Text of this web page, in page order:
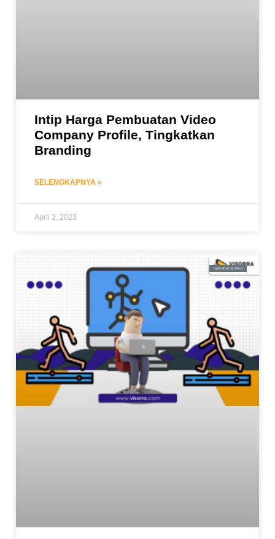
Intip Harga Pembuatan Video
Company Profile, Tingkatkan
Branding
SELENGKAPNYA »
April 3, 2023
JASA VIDEO EDITING